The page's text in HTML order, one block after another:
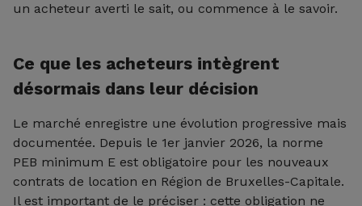
un acheteur averti le sait, ou commence à le savoir.
Ce que les acheteurs intègrent
désormais dans leur décision
Le marché enregistre une évolution progressive mais
documentée. Depuis le 1er janvier 2026, la norme
PEB minimum E est obligatoire pour les nouveaux
contrats de location en Région de Bruxelles-Capitale.
Il est important de le préciser : cette obligation ne